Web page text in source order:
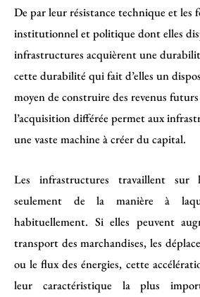
De par leur résistance technique et les
institutionnel et politique dont elles
infrastructures acquièrent une
cette durabilité qui fait d’elles un
moyen de construire des revenus
l’acquisition différée permet aux
une vaste machine à créer du capital.
Les infrastructures travaillent sur
seulement de la manière à
habituellement. Si elles peuvent
transport des marchandises, les
ou le flux des énergies, cette
leur caractéristique la plus